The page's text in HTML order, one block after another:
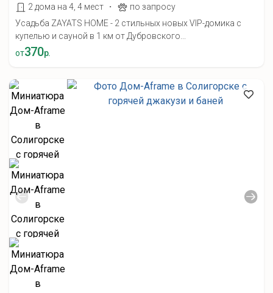
2 дома на 4, 4 мест
·
по запросу
Усадьба ZAYATS HOME - 2 стильных новых VIP-домика с
купелью и сауной в 1 км от Дубровского...
от370р.